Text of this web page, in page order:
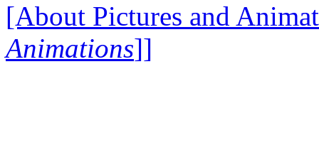
[About Pictures and
Animations]]